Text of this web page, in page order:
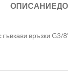
ОПИСАНИЕ
връзки G3/